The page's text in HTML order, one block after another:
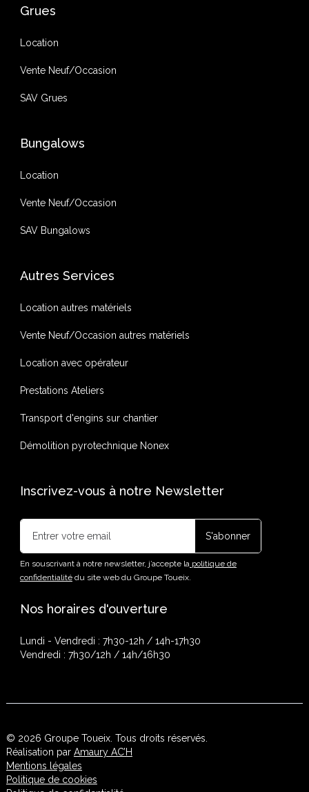
Grues
Location
Vente Neuf/Occasion
SAV Grues
Bungalows
Location
Vente Neuf/Occasion
SAV Bungalows
Autres Services
Location autres matériels
Vente Neuf/Occasion autres matériels
Location avec opérateur
Prestations Ateliers
Transport d'engins sur chantier
Démolition pyrotechnique Nonex
Inscrivez-vous à notre Newsletter
En souscrivant à notre newsletter, j’accepte la politique de
confidentialitédu site web du Groupe Toueix.
Nos horaires d'ouverture
Lundi - Vendredi : 7h30-12h / 14h-17h30
Vendredi : 7h30/12h / 14h/16h30
© 2026 Groupe Toueix. Tous droits réservés.
Réalisation par Amaury AC’H
Mentions légales
Politique de cookies